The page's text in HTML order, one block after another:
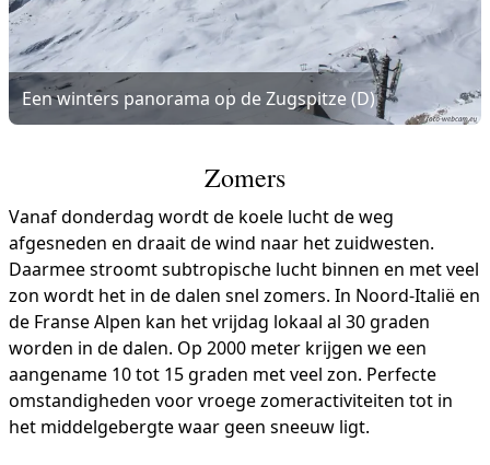
Een winters panorama op de Zugspitze (D)
Zomers
Vanaf donderdag wordt de koele lucht de weg
afgesneden en draait de wind naar het zuidwesten.
Daarmee stroomt subtropische lucht binnen en met veel
zon wordt het in de dalen snel zomers. In Noord-Italië en
de Franse Alpen kan het vrijdag lokaal al 30 graden
worden in de dalen. Op 2000 meter krijgen we een
aangename 10 tot 15 graden met veel zon. Perfecte
omstandigheden voor vroege zomeractiviteiten tot in
het middelgebergte waar geen sneeuw ligt.